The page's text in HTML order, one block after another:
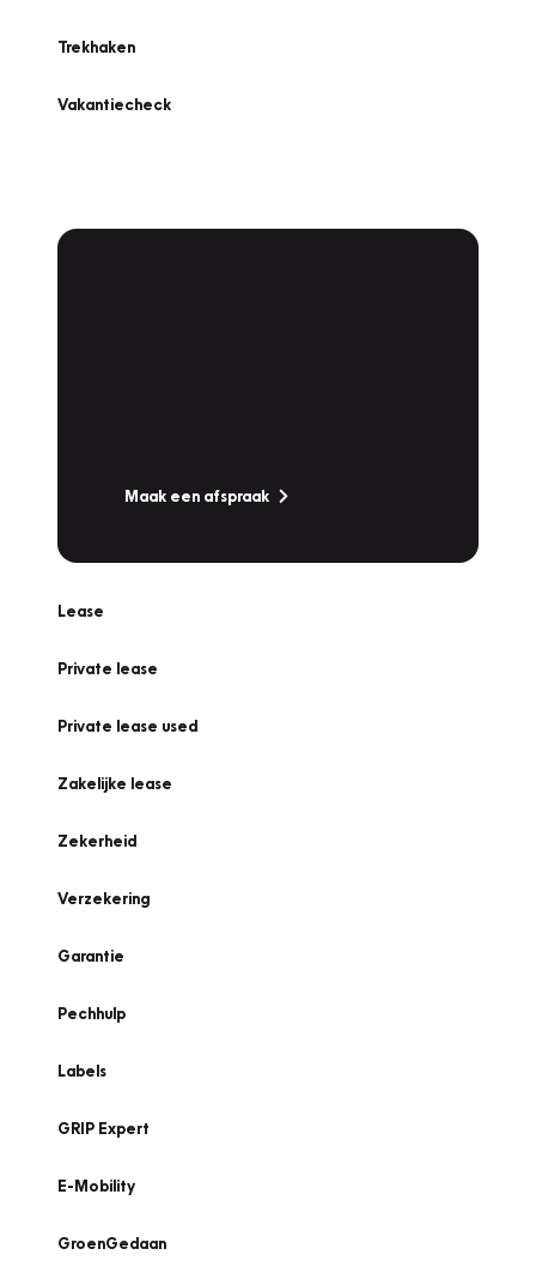
Trekhaken
Vakantiecheck
Maak een afspraak
Lease
Private lease
Private lease used
Zakelijke lease
Zekerheid
Verzekering
Garantie
Pechhulp
Labels
GRIP Expert
E-Mobility
GroenGedaan